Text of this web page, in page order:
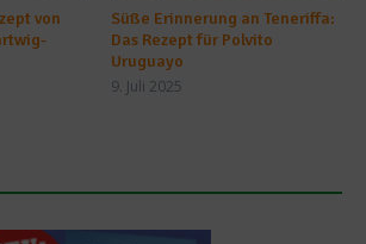
von
Süße Erinnerung an Teneriffa:
Das Rezept für Polvito
Uruguayo
9. Juli 2025